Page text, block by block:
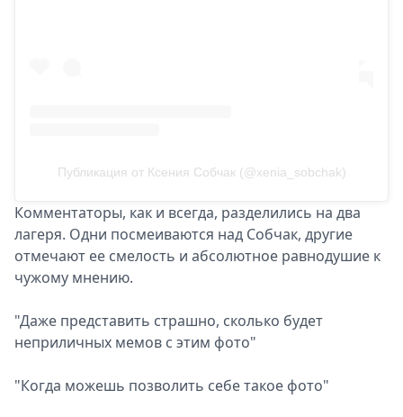
Публикация от Ксения Собчак (@xenia_sobchak)
Комментаторы, как и всегда, разделились на два
лагеря. Одни посмеиваются над Собчак, другие
отмечают ее смелость и абсолютное равнодушие к
чужому мнению.
"Даже представить страшно, сколько будет
неприличных мемов с этим фото"
"Когда можешь позволить себе такое фото"